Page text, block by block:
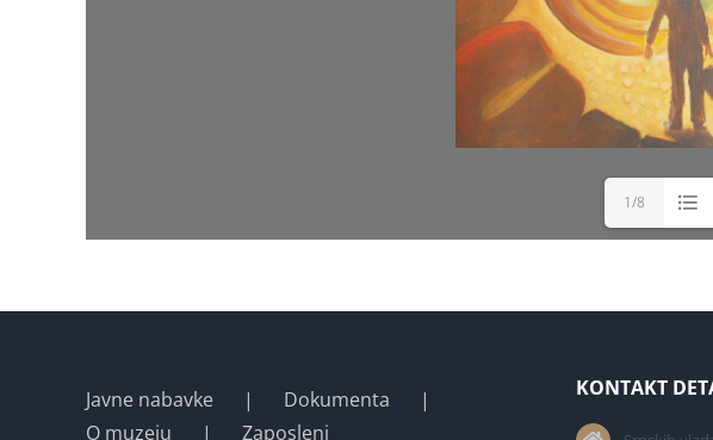
1/8
Javne nabavke
Dokumenta
O muzeju
Zaposleni
KONTAKT